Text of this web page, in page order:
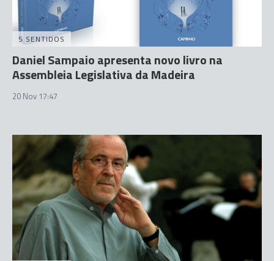
5 SENTIDOS
Daniel Sampaio apresenta novo livro na
Assembleia Legislativa da Madeira
20 Nov 17:47